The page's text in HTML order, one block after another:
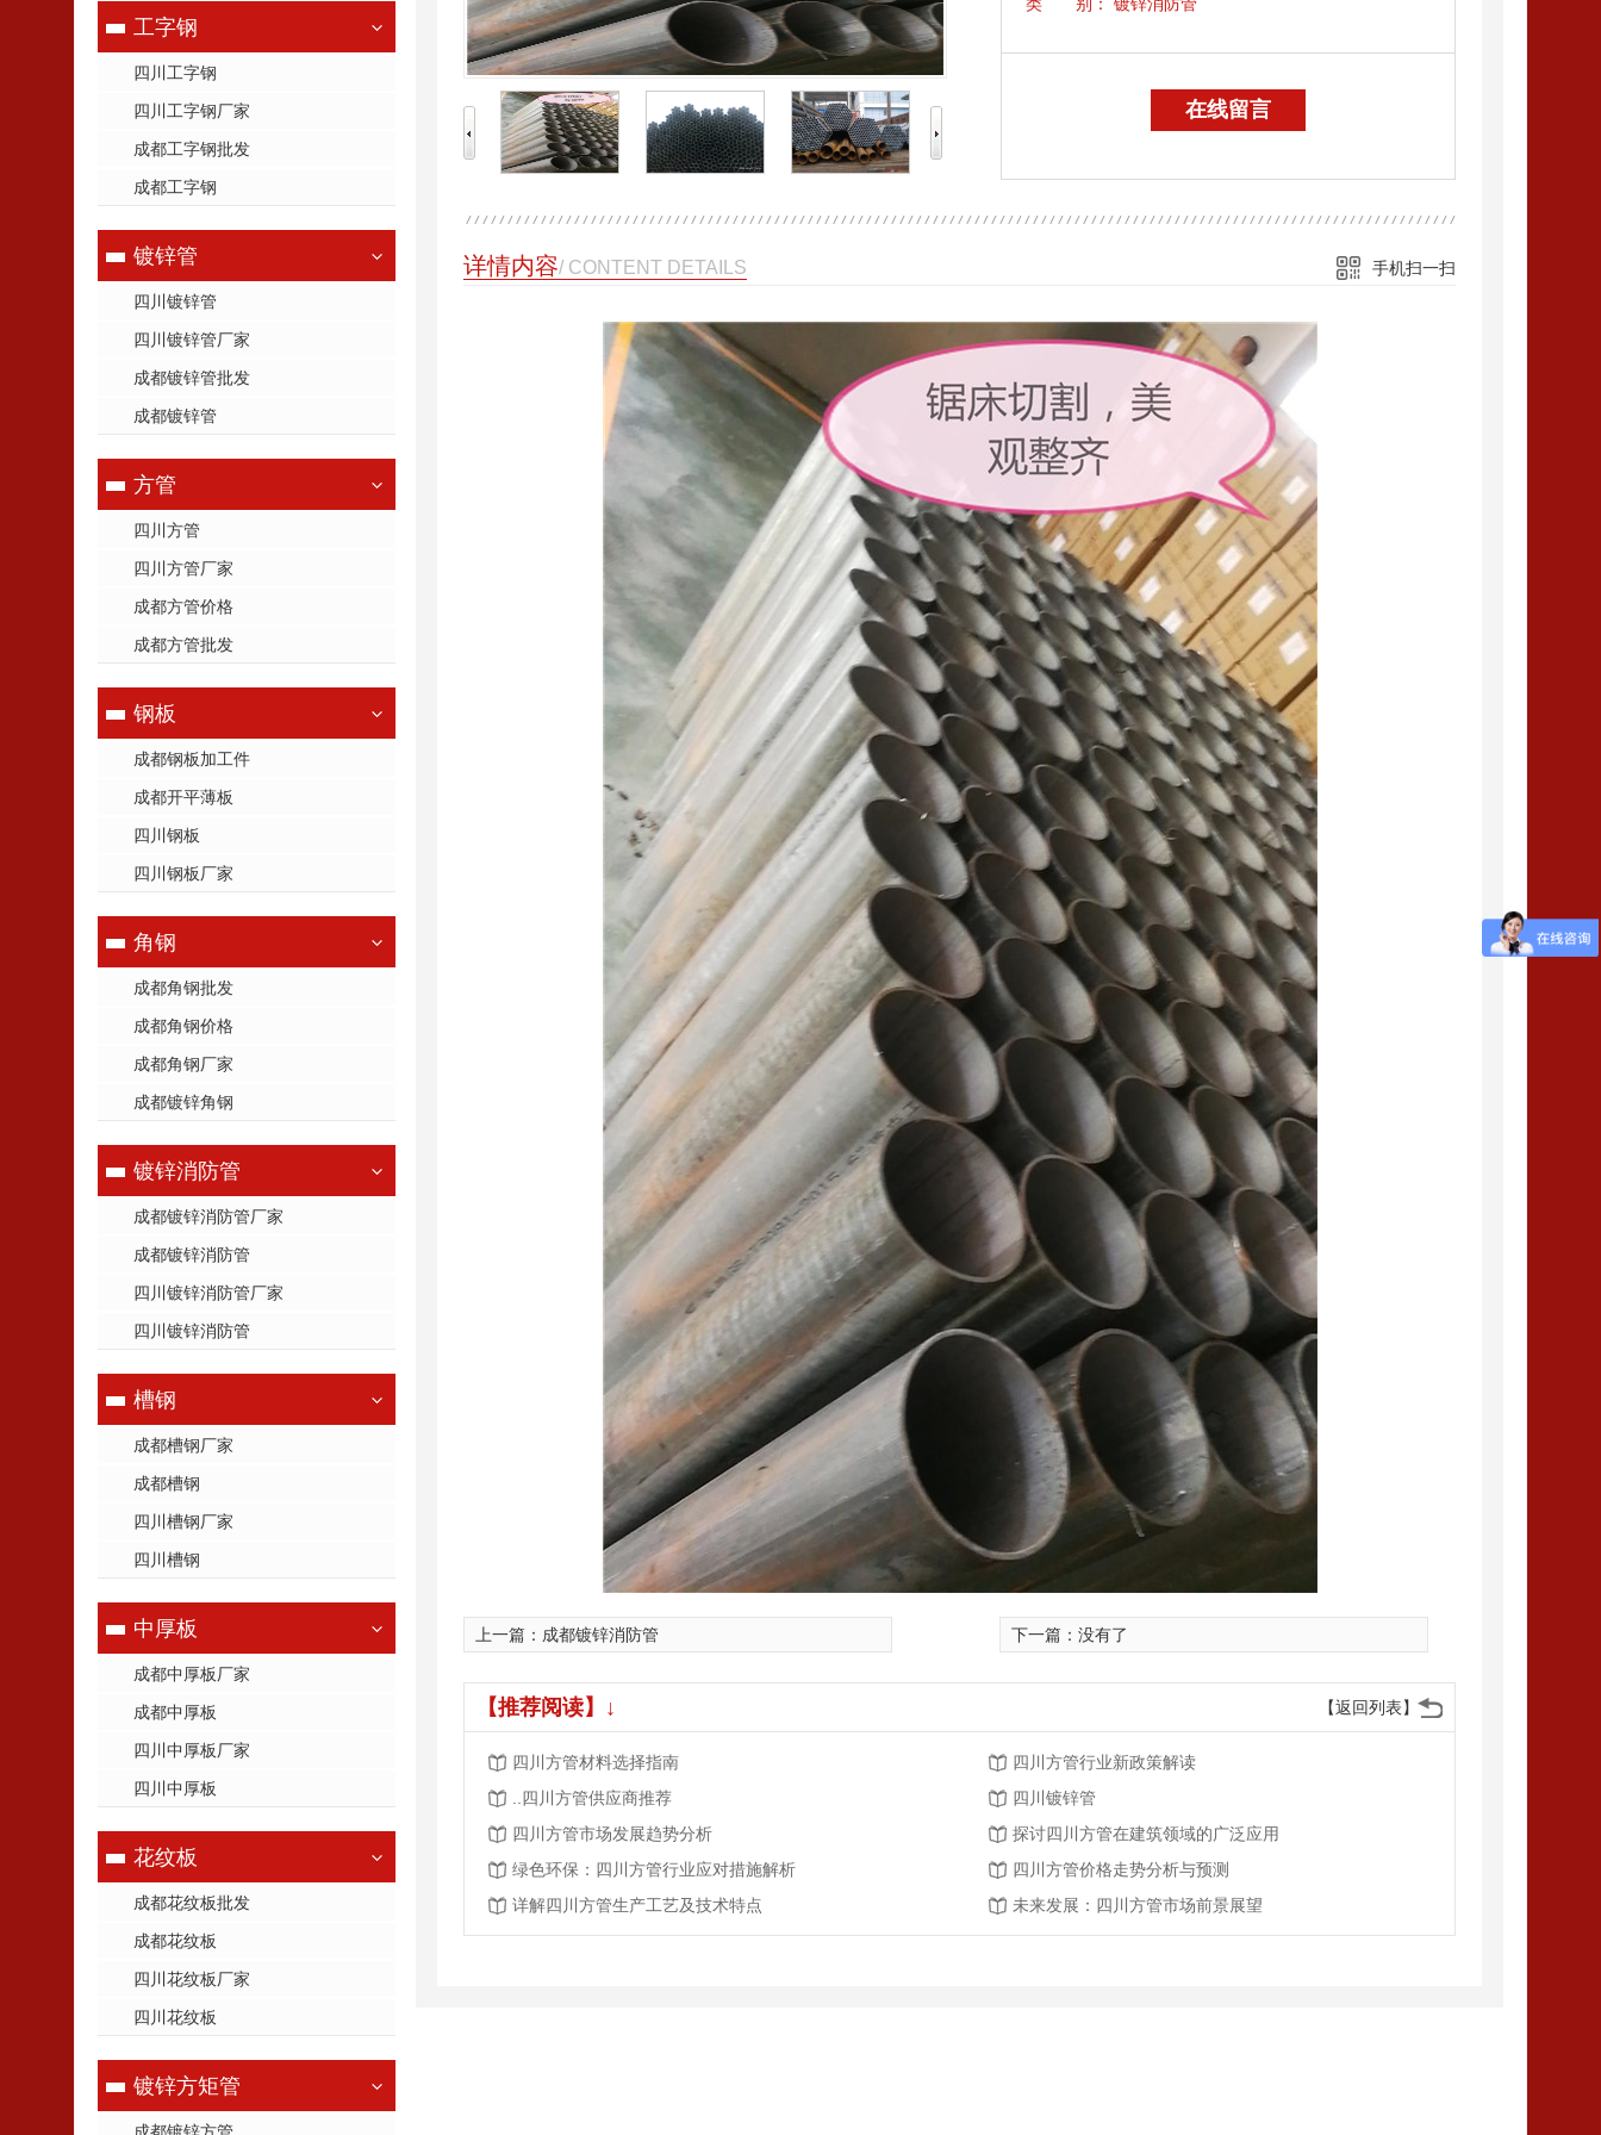
工字钢
四川工字钢
四川工字钢厂家
成都工字钢批发
成都工字钢
镀锌管
四川镀锌管
四川镀锌管厂家
成都镀锌管批发
成都镀锌管
方管
四川方管
四川方管厂家
成都方管价格
成都方管批发
钢板
成都钢板加工件
成都开平薄板
四川钢板
四川钢板厂家
角钢
成都角钢批发
成都角钢价格
成都角钢厂家
成都镀锌角钢
镀锌消防管
成都镀锌消防管厂家
成都镀锌消防管
四川镀锌消防管厂家
四川镀锌消防管
槽钢
成都槽钢厂家
成都槽钢
四川槽钢厂家
四川槽钢
中厚板
成都中厚板厂家
成都中厚板
四川中厚板厂家
四川中厚板
花纹板
成都花纹板批发
成都花纹板
四川花纹板厂家
四川花纹板
镀锌方矩管
在线留言
详情内容/ CONTENT DETAILS 手机扫一扫
上一篇： 成都镀锌消防管 下一篇：没有了
【返回列表】
【推荐阅读】↓
四川方管材料选择指南
四川方管行业新政策解读
..四川方管供应商推荐
四川镀锌管
四川方管市场发展趋势分析
探讨四川方管在建筑领域的广泛应用
绿色环保：四川方管行业应对措施解析
四川方管价格走势分析与预测
详解四川方管生产工艺及技术特点
未来发展：四川方管市场前景展望